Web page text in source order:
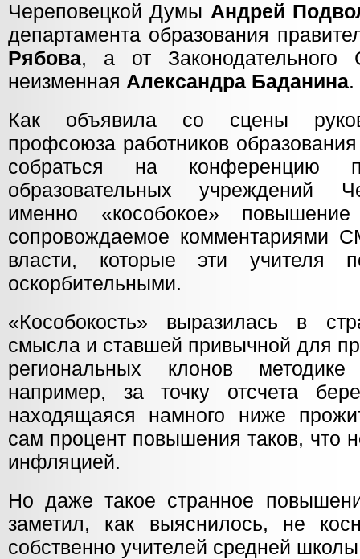
Череповецкой Думы Андрей
департамента образования
Рябова, а от Законодательного
неизменная Александра Баданина.
Как объявила со сцены
профсоюза работников
собраться на конференцию
образовательных учреждений
именно «кособокое»
сопровождаемое комментариями
власти, которые эти учителя
оскорбительными.
«Кособокость» выразилась в
смысла и ставшей привычной для
региональных клонов
например, за точку отсчета
находящаяся намного ниже
сам процент повышения таков, что
инфляцией.
Но даже такое странное
заметил, как выяснилось, не
собственно учителей средней